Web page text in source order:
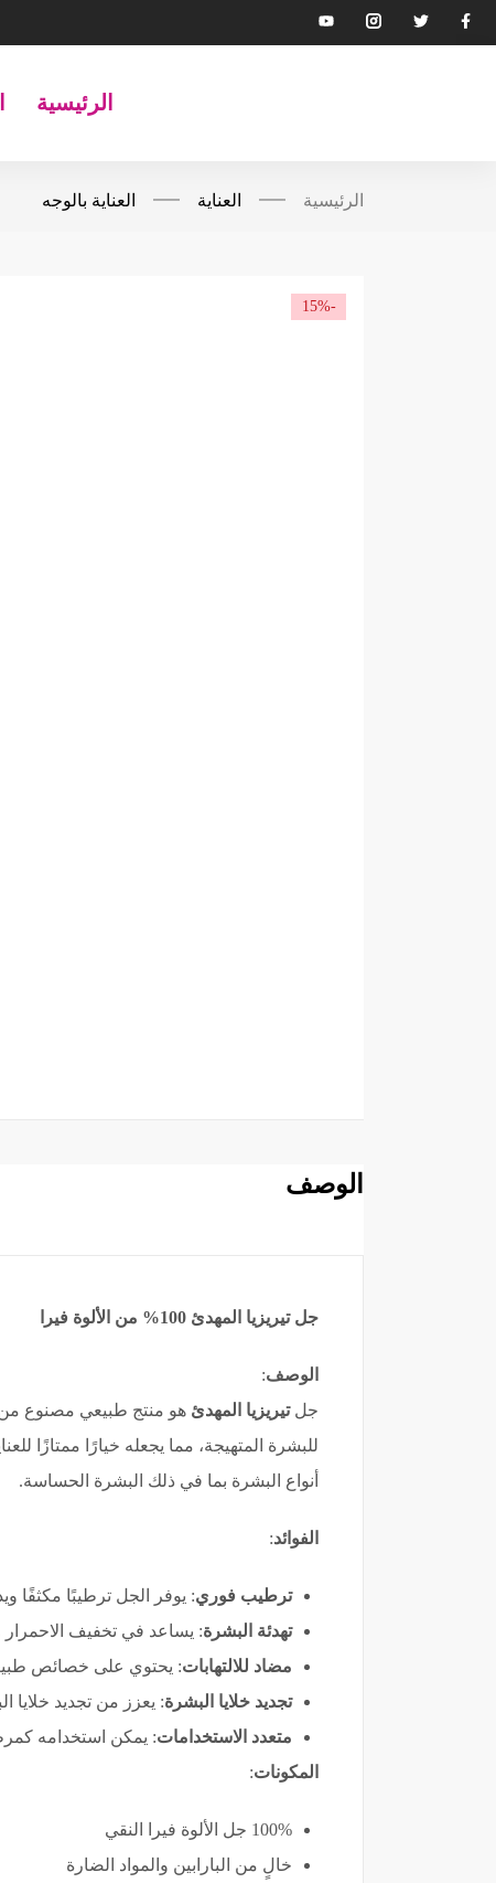
الرئيسية
الرئيسية العناية العناية بالوجه
-15%
الوصف
جل تيريزيا المهدئ 100% من الألوة فيرا
الوصف:
جلتيريزيا المهدئ
للبشرة المتهيجة، مما يجعله خيارًا ممتازًا
أنواع البشرة بما في ذلك البشرة الحساسة.
الفوائد:
ترطيب فوري: يوفر الجل ترطيبًا مكثفًا
تهدئة البشرة: يساعد في تخفيف الاحمرار
مضاد للالتهابات: يحتوي على خصائص
تجديد خلايا البشرة: يعزز من تجديد خلايا
متعدد الاستخدامات: يمكن استخدامه
المكونات:
100% جل الألوة فيرا النقي
خالٍ من البارابين والمواد الضارة